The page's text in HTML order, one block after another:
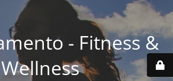
- Fitness &
Wellness